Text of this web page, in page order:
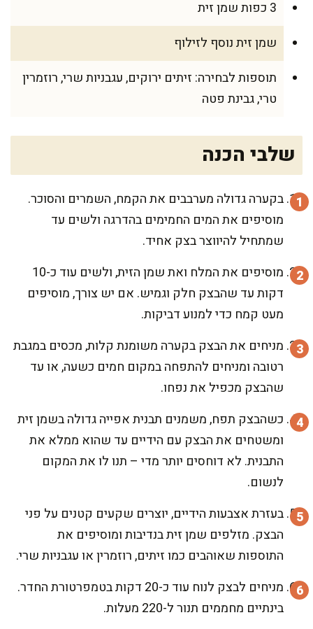
3 כפות שמן זית
שמן זית נוסף לזילוף
תוספות לבחירה: זיתים ירוקים, עגבניות שרי, רוזמרין
טרי, גבינת פטה
שלבי הכנה
בקערה גדולה מערבבים את הקמח, השמרים והסוכר.
מוסיפים את המים החמימים בהדרגה ולשים עד
שמתחיל להיווצר בצק אחיד.
מוסיפים את המלח ואת שמן הזית, ולשים עוד כ-10
דקות עד שהבצק חלק וגמיש. אם יש צורך, מוסיפים
מעט קמח כדי למנוע דביקות.
מניחים את הבצק בקערה משומנת קלות, מכסים במגבת
רטובה ומניחים להתפחה במקום חמים כשעה, או עד
שהבצק מכפיל את נפחו.
כשהבצק תפח, משמנים תבנית אפייה גדולה בשמן זית
ומשטחים את הבצק עם הידיים עד שהוא ממלא את
התבנית. לא דוחסים יותר מדי – תנו לו את המקום
לנשום.
בעזרת אצבעות הידיים, יוצרים שקעים קטנים על פני
הבצק. מזלפים שמן זית בנדיבות ומוסיפים את
התוספות שאוהבים כמו זיתים, רוזמרין או עגבניות שרי.
מניחים לבצק לנוח עוד כ-20 דקות בטמפרטורת החדר.
בינתיים מחממים תנור ל-220 מעלות.